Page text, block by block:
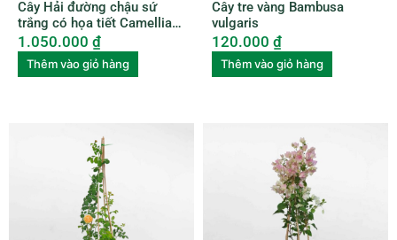
Cây Hải đường chậu sứ
trắng có họa tiết Camellia
amplexicaulis CAME001
1.050.000 ₫
Thêm vào giỏ hàng
Cây tre vàng Bambusa
vulgaris
120.000 ₫
Thêm vào giỏ hàng